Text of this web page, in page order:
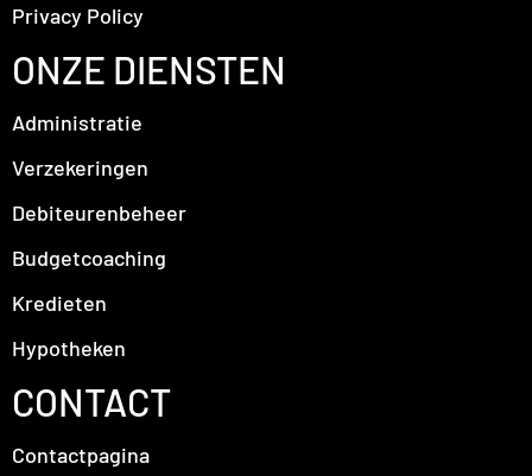
Privacy Policy
ONZE DIENSTEN
Administratie
Verzekeringen
Debiteurenbeheer
Budgetcoaching
Kredieten
Hypotheken
CONTACT
Contactpagina